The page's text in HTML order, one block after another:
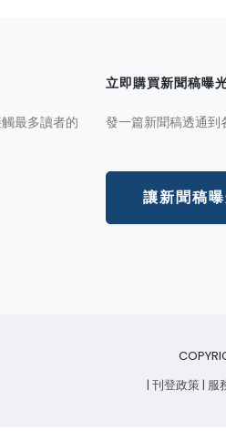
最多讀者的
立即購買新聞稿曝
發一篇新聞稿透通到
讓新聞稿
| 刊登政策| 服